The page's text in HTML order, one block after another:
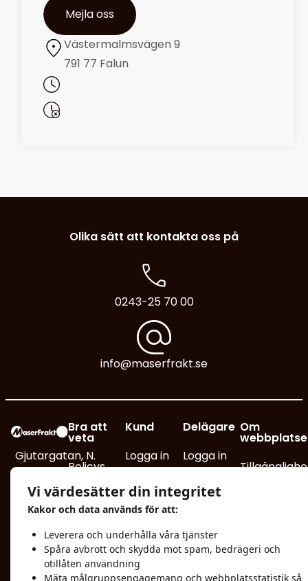
Mejla oss
Västermalmsvägen 9
791 77 Falun
Olika sätt att kontakta oss på
0243-25 70 00
info@maserfrakt.se
Gjutargatan, N.
Industriområdet
Box 740, 781 27
Borlänge
info@maserfrakt.se
0243-25
Bra att
veta
Policys
Allmänna
leveransvillkor
Reklamation
Certifikat
Kund
Logga in
Boka frakt
Turlistor
Track and
Trace
Delägare
Logga in
Om
Mediabank
Vi värdesätter din integritet
Kakor och data används för att:
Leverera och underhålla våra tjänster
Spåra avbrott och skydda mot spam, bedrägeri och
otillåten användning
Mäta målgruppsengagemang och webbplatsstatistik så